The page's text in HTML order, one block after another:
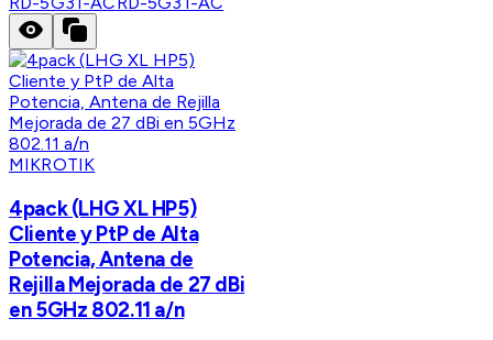
MIKROTIK
4pack (LHG XL HP5)
Cliente y PtP de Alta
Potencia, Antena de
Rejilla Mejorada de 27 dBi
en 5GHz 802.11 a/n